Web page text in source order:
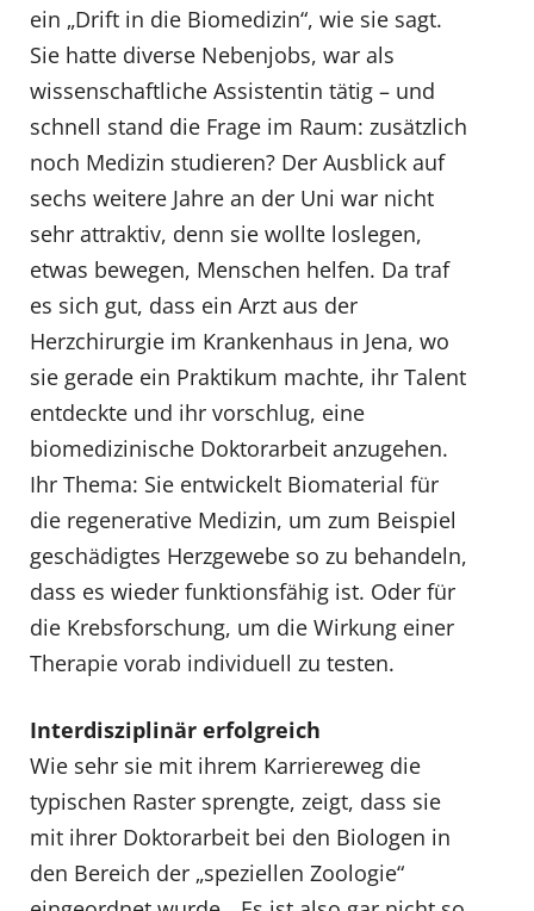
ein „Drift in die Biomedizin“, wie sie sagt.
Sie hatte diverse Nebenjobs, war als
wissenschaftliche Assistentin tätig – und
schnell stand die Frage im Raum: zusätzlich
noch Medizin studieren? Der Ausblick auf
sechs weitere Jahre an der Uni war nicht
sehr attraktiv, denn sie wollte loslegen,
etwas bewegen, Menschen helfen. Da traf
es sich gut, dass ein Arzt aus der
Herzchirurgie im Krankenhaus in Jena, wo
sie gerade ein Praktikum machte, ihr Talent
entdeckte und ihr vorschlug, eine
biomedizinische Doktorarbeit anzugehen.
Ihr Thema: Sie entwickelt Biomaterial für
die regenerative Medizin, um zum Beispiel
geschädigtes Herzgewebe so zu behandeln,
dass es wieder funktionsfähig ist. Oder für
die Krebsforschung, um die Wirkung einer
Therapie vorab individuell zu testen.
Interdisziplinär erfolgreich
Wie sehr sie mit ihrem Karriereweg die
typischen Raster sprengte, zeigt, dass sie
mit ihrer Doktorarbeit bei den Biologen in
den Bereich der „speziellen Zoologie“